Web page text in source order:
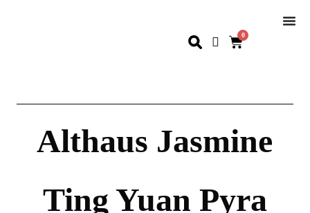
0
Althaus Jasmine
Ting Yuan Pyra